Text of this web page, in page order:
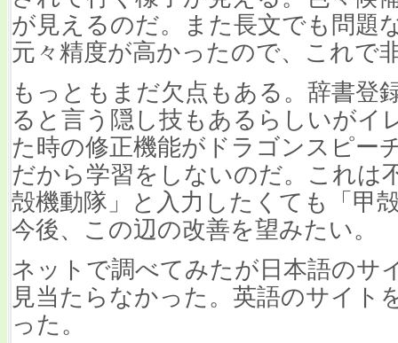
が見えるのだ。また長文でも問題
元々精度が高かったので、これで
もっともまだ欠点もある。辞書登
ると言う隠し技もあるらしいがイ
た時の修正機能がドラゴンスピー
だから学習をしないのだ。これは
殻機動隊」と入力したくても「甲
今後、この辺の改善を望みたい。
ネットで調べてみたが日本語のサ
見当たらなかった。英語のサイト
った。